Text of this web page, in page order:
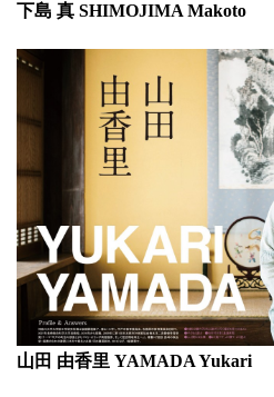
下島 真 SHIMOJIMA Makoto
山田 由香里 YAMADA Yukari